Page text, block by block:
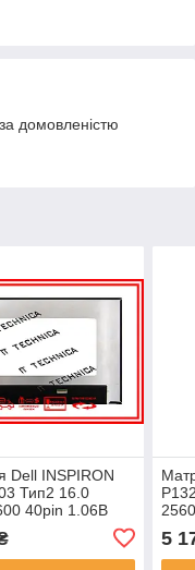
домовленістю
Dell INSPIRON
Тип2 16.0
40pin 1.06B
300 cd/m² для
5